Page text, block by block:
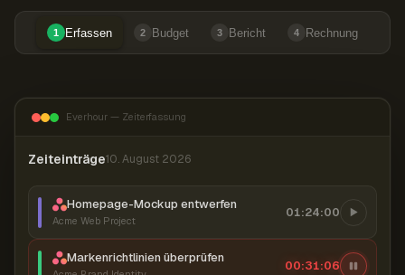
1 Erfassen 2 Budget 3 Bericht 4 Rechnung
Everhour — Zeiterfassung
Zeiteinträge10. August 2026
Homepage-Mockup entwerfen
Acme Web Project
01:24:00
Markenrichtlinien überprüfen 00:31:07